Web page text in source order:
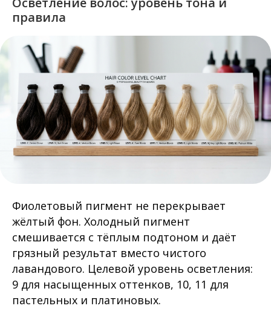
правила
Фиолетовый пигмент не перекрывает
жёлтый фон. Холодный пигмент
смешивается с тёплым подтоном и даёт
грязный результат вместо чистого
лавандового. Целевой уровень осветления:
9 для насыщенных оттенков, 10, 11 для
пастельных и платиновых.